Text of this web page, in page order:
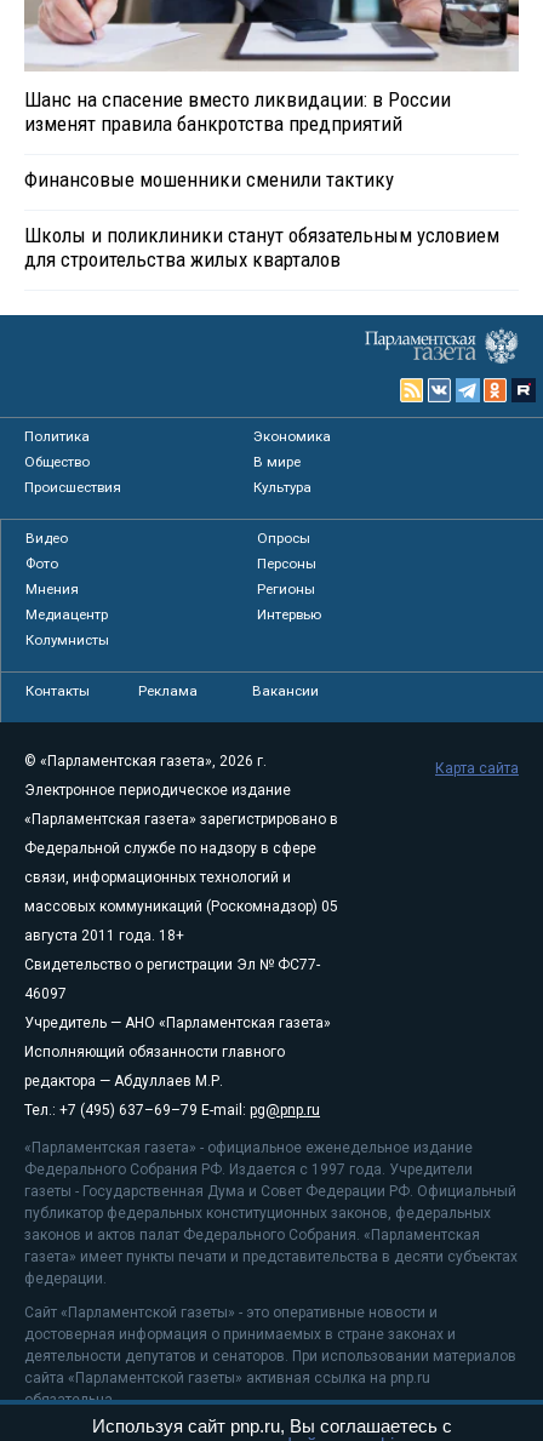
Шанс на спасение вместо ликвидации: в России
изменят правила банкротства предприятий
Финансовые мошенники сменили тактику
Школы и поликлиники станут обязательным условием
для строительства жилых кварталов
Политика
Экономика
Общество
В мире
Происшествия
Культура
Видео
Опросы
Фото
Персоны
Мнения
Регионы
Медиацентр
Интервью
Колумнисты
Контакты Реклама Вакансии
© «Парламентская газета», 2026 г.
Электронное периодическое издание
«Парламентская газета» зарегистрировано в
Федеральной службе по надзору в сфере
связи, информационных технологий и
массовых коммуникаций (Роскомнадзор) 05
августа 2011 года. 18+
Свидетельство о регистрации Эл № ФС77-
46097
Учредитель — АНО «Парламентская газета»
Исполняющий обязанности главного
редактора — Абдуллаев М.Р.
Тел.: +7 (495) 637–69–79 E-mail: pg@pnp.ru
«Парламентская газета» - официальное еженедельное издание
Федерального Собрания РФ. Издается с 1997 года. Учредители
газеты - Государственная Дума и Совет Федерации РФ. Официальный
публикатор федеральных конституционных законов, федеральных
законов и актов палат Федерального Собрания. «Парламентская
газета» имеет пункты печати и представительства в десяти субъектах
федерации.
Сайт «Парламентской газеты» - это оперативные новости и
достоверная информация о принимаемых в стране законах и
деятельности депутатов и сенаторов. При использовании материалов
сайта «Парламентской газеты» активная ссылка на pnp.ru
обязательна.
На информационном ресурсе применяютсярекомендательные
Карта сайта
Используя сайт pnp.ru, Вы соглашаетесь с